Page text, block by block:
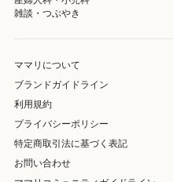
雑談・つぶやき
ママリについて
ブランドガイドライン
利用規約
プライバシーポリシー
特定商取引法に基づく表記
お問い合わせ